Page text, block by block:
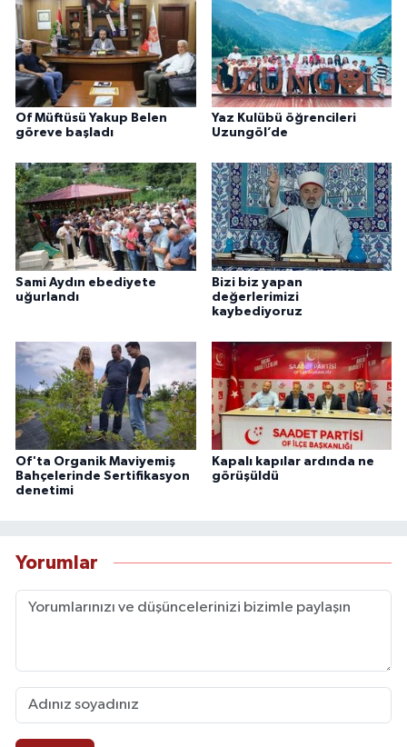
Of Müftüsü Yakup Belen
göreve başladı
Yaz Kulübü öğrencileri
Uzungöl’de
Sami Aydın ebediyete
uğurlandı
Bizi biz yapan
değerlerimizi
kaybediyoruz
Of'ta Organik Maviyemiş
Bahçelerinde Sertifikasyon
denetimi
Kapalı kapılar ardında ne
görüşüldü
Yorumlar